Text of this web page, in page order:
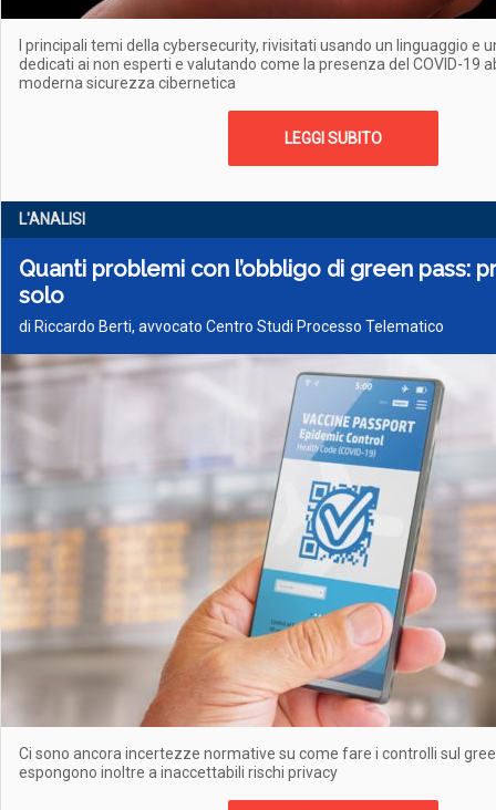
I principali temi della cybersecurity, rivisitati usando un linguaggio e
dedicati ai non esperti e valutando come la presenza del COVID-19
moderna sicurezza cibernetica
LEGGI SUBITO
L'ANALISI
Quanti problemi con l’obbligo di green pass:
solo
di Riccardo Berti, avvocato Centro Studi Processo Telematico
Ci sono ancora incertezze normative su come fare i controlli sul
espongono inoltre a inaccettabili rischi privacy